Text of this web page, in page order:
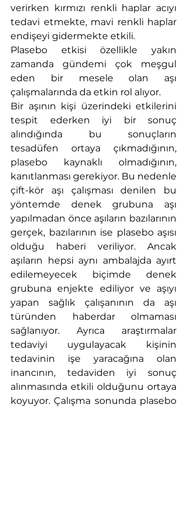
verirken kırmızı renkli haplar acıyı
tedavi etmekte, mavi renkli haplar
endişeyi gidermekte etkili.
Plasebo etkisi özellikle yakın
zamanda gündemi çok meşgul
eden bir mesele olan aşı
çalışmalarında da etkin rol alıyor.
Bir aşının kişi üzerindeki etkilerini
tespit ederken iyi bir sonuç
alındığında bu sonuçların
tesadüfen ortaya çıkmadığının,
plasebo kaynaklı olmadığının,
kanıtlanması gerekiyor. Bu nedenle
çift-kör aşı çalışması denilen bu
yöntemde denek grubuna aşı
yapılmadan önce aşıların bazılarının
gerçek, bazılarının ise plasebo aşısı
olduğu haberi veriliyor. Ancak
aşıların hepsi aynı ambalajda ayırt
edilemeyecek biçimde denek
grubuna enjekte ediliyor ve aşıyı
yapan sağlık çalışanının da aşı
türünden haberdar olmaması
sağlanıyor. Ayrıca araştırmalar
tedaviyi uygulayacak kişinin
tedavinin işe yaracağına olan
inancının, tedaviden iyi sonuç
alınmasında etkili olduğunu ortaya
koyuyor. Çalışma sonunda plasebo